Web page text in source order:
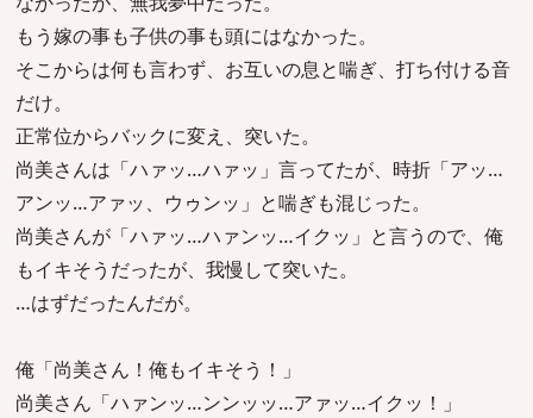
もう嫁の事も子供の事も頭にはなかった。
そこからは何も言わず、お互いの息と喘ぎ、打ち付ける音
だけ。
正常位からバックに変え、突いた。
尚美さんは「ハァッ…ハァッ」言ってたが、時折「アッ…
アンッ…アァッ、ウゥンッ」と喘ぎも混じった。
尚美さんが「ハァッ…ハァンッ…イクッ」と言うので、俺
もイキそうだったが、我慢して突いた。
…はずだったんだが。
俺「尚美さん！俺もイキそう！」
尚美さん「ハァンッ…ンンッッ…アァッ…イクッ！」